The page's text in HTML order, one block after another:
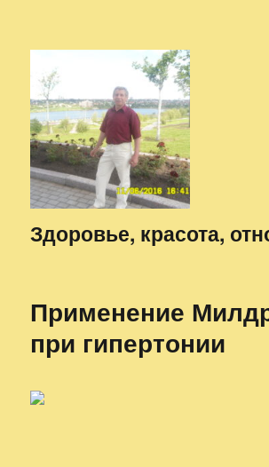
Здоровье, красота,
Применение
при гипертонии